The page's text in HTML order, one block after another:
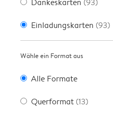
Dankeskarten (93)
Einladungskarten (93)
Wähle ein Format aus
Alle Formate
Querformat (13)